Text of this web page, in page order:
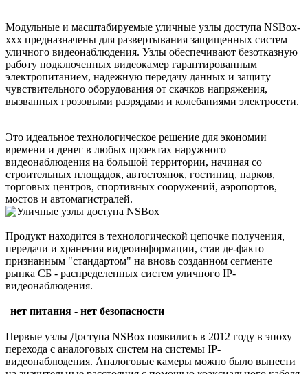
Модульные и масштабируемые уличные узлы доступа NSBox-
xxx предназначены для развертывания защищенных систем
уличного видеонаблюдения. Узлы обеспечивают безотказную
работу подключенных видеокамер гарантированным
электропитанием, надежную передачу данных и защиту
чувствительного оборудования от скачков напряжения,
вызванных грозовыми разрядами и колебаниями электросети.
Это идеальное технологическое решение для экономии
времени и денег в любых проектах наружного
видеонаблюдения на большой территории, начиная со
строительных площадок, автостоянок, гостиниц, парков,
торговых центров, спортивных сооружений, аэропортов,
мостов и автомагистралей.
Продукт находится в технологической цепочке получения,
передачи и хранения видеоинформации, став де-факто
признанным "стандартом" на вновь созданном сегменте
рынка СБ - распределенных систем уличного IP-
видеонаблюдения.
нет питания - нет безопасности
Первые узлы Доступа NSBox появились в 2012 году в эпоху
перехода с аналоговых систем на системы IP-
видеонаблюдения. Аналоговые камеры можно было вынести